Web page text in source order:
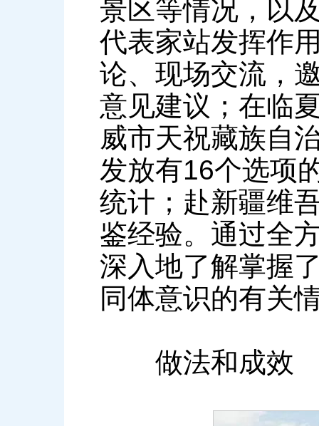
景区等情况，以
代表家站发挥作
论、现场交流，
意见建议；在临
威市天祝藏族自
发放有16个选项
统计；赴新疆维
鉴经验。通过全
深入地了解掌握
同体意识的有关
做法和成效